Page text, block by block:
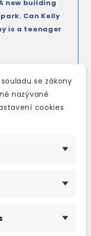
new building
Can Kelly
is a teenager
in MP3
se zákony
nazývané
cookies